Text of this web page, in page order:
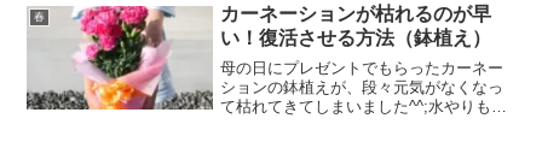
いものなのでしょうか？やっぱり、卒業
式ですからちゃんとしたものの...
春
カーネーションが枯れるのが早
い！復活させる方法（鉢植え）
母の日にプレゼントでもらったカーネー
ションの鉢植えが、段々元気がなくなっ
て枯れてきてしまいました^^;水やりもち